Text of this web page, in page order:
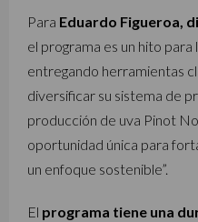
Para Eduardo Figueroa,
el programa es un hito para
entregando herramientas
diversificar su sistema de
producción de uva Pinot
oportunidad única para
un enfoque sostenible”.
El programa tiene una